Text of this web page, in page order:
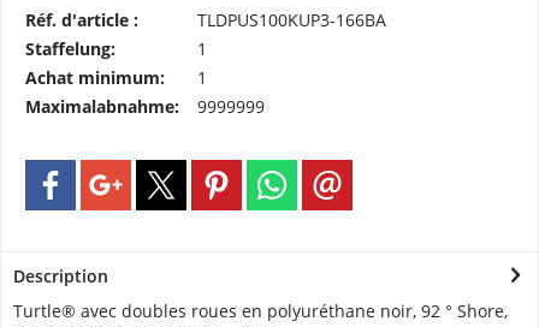
Réf. d'article :
TLDPUS100KUP3-166BA
Staffelung:
1
Achat minimum:
1
Maximalabnahme:
9999999
Description
Turtle® avec doubles roues en polyuréthane noir, 92 ° Shore,